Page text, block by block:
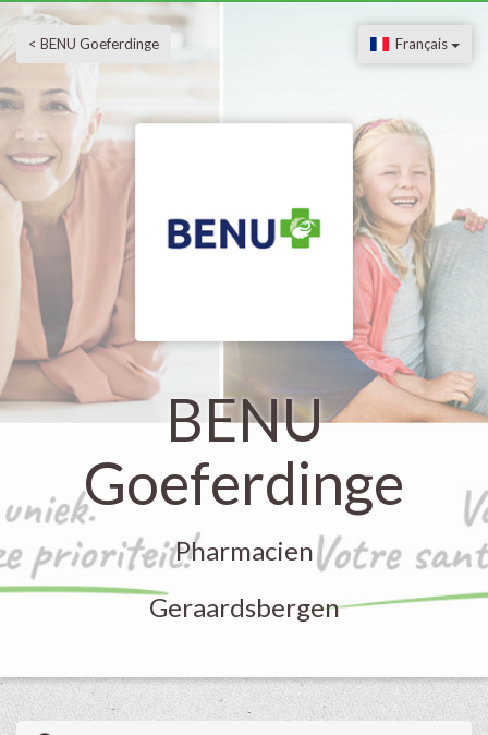
< BENU Goeferdinge Français
BENU
Goeferdinge
Pharmacien
Geraardsbergen